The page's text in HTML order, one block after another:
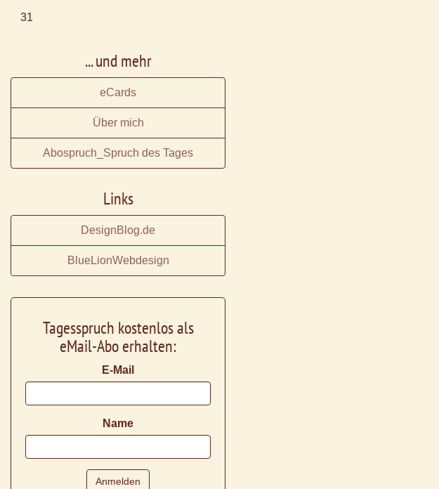
31
... und mehr
eCards
Über mich
Abospruch_Spruch des Tages
Links
DesignBlog.de
BlueLionWebdesign
Tagesspruch kostenlos als
eMail-Abo erhalten:
E-Mail
Name